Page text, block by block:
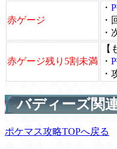
赤ゲージ
・
・
・
赤ゲージ残り5割未満
・
・
バディーズ関
ポケマス攻略TOPへ戻る